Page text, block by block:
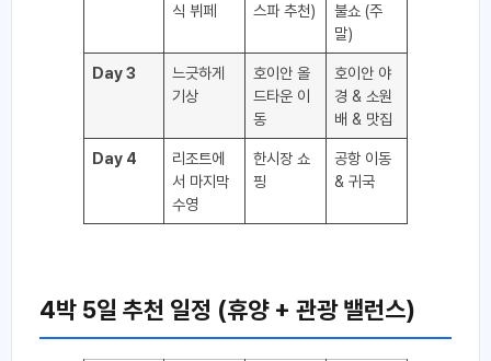
식 뷔페
스파 추천)
불쇼 (주
말)
Day 3
느긋하게
기상
호이안 올
드타운 이
동
호이안 야
경 & 소원
배 & 맛집
Day 4
리조트에
서 마지막
수영
한시장 쇼
핑
공항 이동
& 귀국
4박 5일 추천 일정 (휴양 + 관광 밸런스)